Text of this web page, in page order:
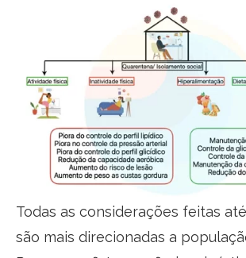
Todas as considerações feitas
são mais direcionadas a